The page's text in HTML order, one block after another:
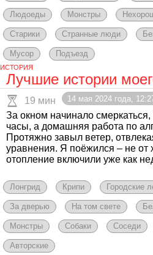
Людоеды Монстры
Старики Странные люди
Мусор Подъезд
ИСТОРИЯ
Лучшие истории
19 мин 14 мая 2024 года,
За окном начинало
часы, а домашняя работа по
Протяжно завыл ветер,
уравнения. Я поёжился – не от
отопление включили уже как
Лонгрид Крипи Городские
За дверью На том свете
Монстры Собаки Соседи
Авторские